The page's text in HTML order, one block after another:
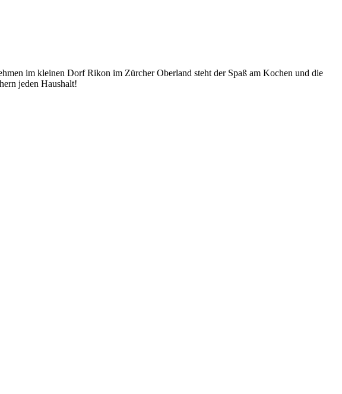
im kleinen Dorf Rikon im Zürcher Oberland steht der Spaß am Kochen und die
jeden Haushalt!